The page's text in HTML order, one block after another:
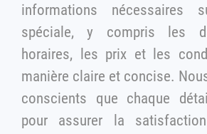
informations nécessaires sur l'offre
spéciale, y compris les
horaires, les prix et les
manière claire et concise. Nous sommes
conscients que chaque
pour assurer la satisfaction de nos